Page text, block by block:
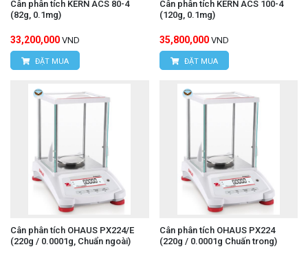
Cân phân tích KERN ACS 80-4
(82g, 0.1mg)
33,200,000 VND
ĐẶT MUA
Cân phân tích KERN ACS 100-4
(120g, 0.1mg)
35,800,000 VND
ĐẶT MUA
Cân phân tích OHAUS PX224/E
(220g / 0.0001g, Chuẩn ngoài)
Cân phân tích OHAUS PX224
(220g / 0.0001g Chuấn trong)